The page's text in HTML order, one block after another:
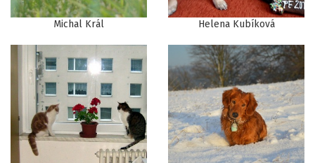
Michal Král Helena Kubíková